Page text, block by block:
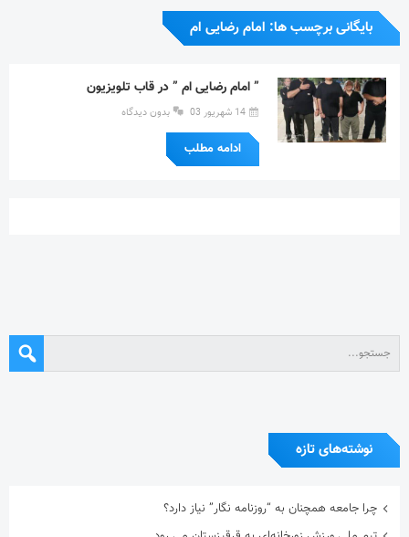
بایگانی برچسب ها: امام رضایی ام
” امام رضایی ام ” در قاب تلویزیون
14 شهریور 03 بدون دیدگاه
ادامه مطلب
نوشته‌های تازه
چرا جامعه همچنان به “روزنامه نگار” نیاز دارد؟